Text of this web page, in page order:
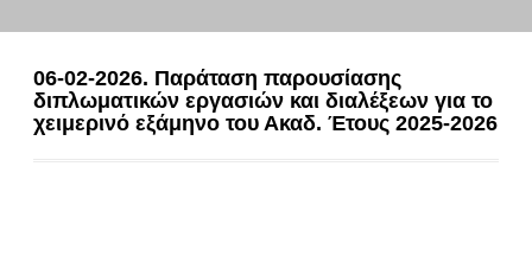
06-02-2026. Παράταση παρουσίασης
διπλωματικών εργασιών και διαλέξεων για το
χειμερινό εξάμηνο του Ακαδ. Έτους 2025-2026